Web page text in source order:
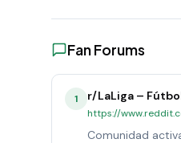
Fan Forums
1 r/LaLiga –
https://
Comunidad